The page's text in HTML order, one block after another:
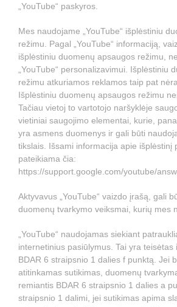
„YouTube“ paskyros.
Mes naudojame „YouTube“ išplėstiniu
režimu. Pagal „YouTube“ informaciją,
išplėstiniu duomenų apsaugos režimu,
„YouTube“ personalizavimui. Išplėstiniu
režimu atkuriamos reklamos taip pat
Išplėstiniu duomenų apsaugos režimu
Tačiau vietoj to vartotojo naršyklėje
vietiniai saugojimo elementai, kurie,
yra asmens duomenys ir gali būti
tikslais. Išsami informacija apie išplėstinį
pateikiama čia:
https://support.google.com/youtube/
Aktyvavus „YouTube“ vaizdo įrašą, gali
duomenų tvarkymo veiksmai, kurių mes
„YouTube“ naudojamas siekiant
internetinius pasiūlymus. Tai yra teisėtas
BDAR 6 straipsnio 1 dalies f punktą. Jei
atitinkamas sutikimas, duomenų
remiantis BDAR 6 straipsnio 1 dalies a
straipsnio 1 dalimi, jei sutikimas apima